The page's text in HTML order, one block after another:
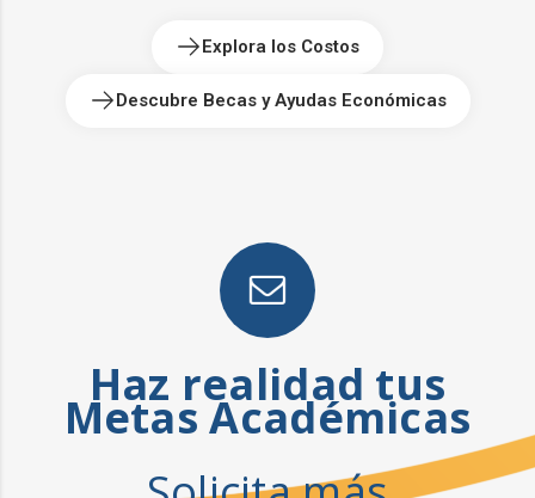
Explora los Costos
Descubre Becas y Ayudas Económicas
Haz realidad tus
Metas Académicas